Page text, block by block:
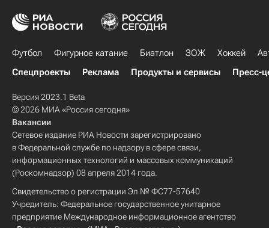
Футбол Фигурное катание Биатлон ЗОЖ Хоккей
Спецпроекты
Реклама Продукты и сервисы Пресс-
Версия 2023.1 Beta
© 2026 МИА «Россия сегодня»
Вакансии
Сетевое издание РИА Новости зарегистрировано
в Федеральной службе по надзору в сфере связи,
информационных технологий и массовых коммуникаций
(Роскомнадзор) 08 апреля 2014 года.
Свидетельство о регистрации Эл № ФС77-57640
Учредитель: Федеральное государственное унитарное
предприятие Международное информационное агентство